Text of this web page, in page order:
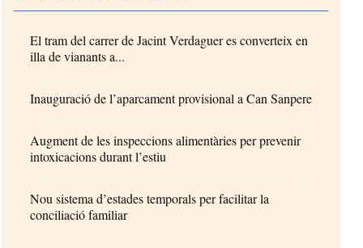
El tram del carrer de Jacint Verdaguer es converteix en
illa de vianants a...
Inauguració de l’aparcament provisional a Can Sanpere
Augment de les inspeccions alimentàries per prevenir
intoxicacions durant l’estiu
Nou sistema d’estades temporals per facilitar la
conciliació familiar